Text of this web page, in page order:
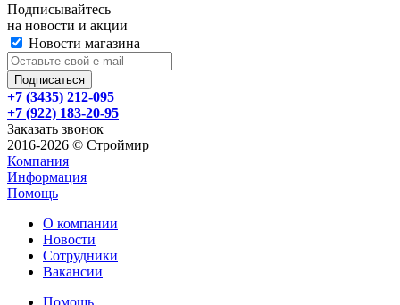
Подписывайтесь
на новости и акции
Новости магазина
+7 (3435) 212-095
+7 (922) 183-20-95
Заказать звонок
2016-2026 © Строймир
Компания
Информация
Помощь
О компании
Новости
Сотрудники
Вакансии
Помощь